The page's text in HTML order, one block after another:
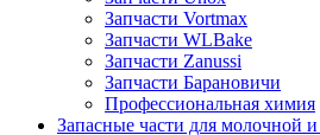
Запчасти Vortmax
Запчасти WLBake
Запчасти Zanussi
Запчасти Барановичи
Профессиональная химия
Запасные части для молочной